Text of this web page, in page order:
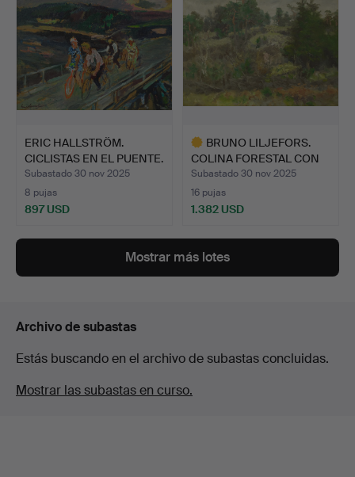
ERIC HALLSTRÖM.
CICLISTAS EN EL PUENTE.
Subastado 30 nov 2025
8 pujas
897 USD
BRUNO LILJEFORS.
COLINA FORESTAL CON
JARDÍ…
Subastado 30 nov 2025
16 pujas
1.382 USD
Mostrar más lotes
Archivo de subastas
Estás buscando en el archivo de subastas concluidas.
Mostrar las subastas en curso.